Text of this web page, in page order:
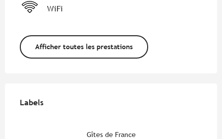
WiFi
Afficher toutes les prestations
Labels
Labels
Gîtes de France